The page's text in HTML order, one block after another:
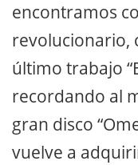
encontramos
revolucionario,
último trabajo
recordando al
gran disco
vuelve a